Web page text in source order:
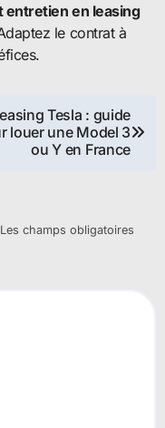
entretien en leasing
le contrat à
Tesla : guide
louer une Model 3
ou Y en France
Les champs obligatoires